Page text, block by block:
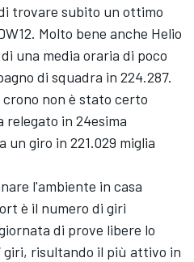
trovare subito un ottimo
Molto bene anche Helio
una media oraria di poco
di squadra in 224.287.
crono non è stato certo
in 24esima
un giro in 221.029 miglia
l'ambiente in casa
è il numero di giri
di prove libere lo
giri, risultando il più attivo in